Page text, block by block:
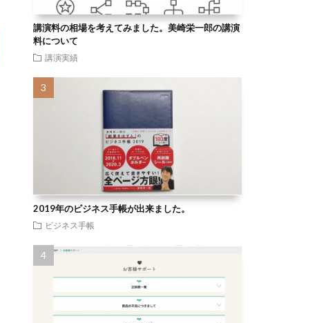
講演料の相場を考えてみました。美崎栄一郎の講演
料について
講演実績
2019年のビジネス手帳が出来ました。
ビジネス手帳